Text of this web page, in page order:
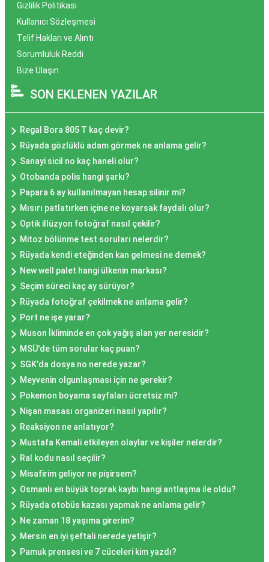
Gizlilik Politikası
Kullanıcı Sözleşmesi
Telif Hakları ve Alıntı
Sorumluluk Reddi
Bize Ulaşın
SON EKLENEN YAZILAR
Regal Bora 805 T kaç devir?
Rüyada gözlüklü adam görmek ne anlama gelir?
Sanayi sicil no kaç haneli olur?
Otobanda polis hangi şarkı?
Papara 6 ay kullanılmayan hesap silinir mi?
Mısırı patlatırken içine ne koyarsak faydalı olur?
Optik illüzyon fotoğraf nasıl çekilir?
Mitoz bölünme test soruları nelerdir?
Rüyada kendi eteğinden kan gelmesi ne demek?
New well palet hangi ülkenin markası?
Seçim süreci kaç ay sürüyor?
Rüyada fotoğraf çekilmek ne anlama gelir?
Port ne işe yarar?
Muson İkliminde en çok yağış alan yer neresidir?
MSÜ'de tüm sorular kaç puan?
SGK'da dosya no nerede yazar?
Meyvenin olgunlaşması için ne gerekir?
Pokemon boyama sayfaları ücretsiz mi?
Nişan masası organizeri nasıl yapılır?
Reaksiyon ne anlatıyor?
Mustafa Kemali etkileyen olaylar ve kişiler nelerdir?
Ral kodu nasıl seçilir?
Misafirim geliyor ne pişirsem?
Osmanlı en büyük toprak kaybı hangi antlaşma ile oldu?
Rüyada otobüs kazası yapmak ne anlama gelir?
Ne zaman 18 yaşıma girerim?
Mersin en iyi şeftali nerede yetişir?
Pamuk prensesi ve 7 cüceleri kim yazdı?